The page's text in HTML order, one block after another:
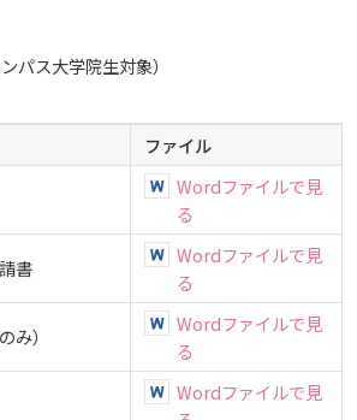
パス大学院生対象）
ファイル
Wordファイルで見
る
書
Wordファイルで見
る
み）
Wordファイルで見
る
Wordファイルで見